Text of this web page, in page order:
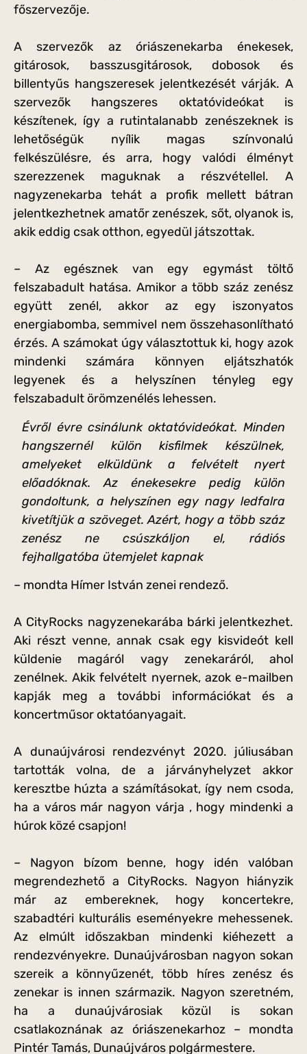
főszervezője.
A szervezők az óriászenekarba énekesek,
gitárosok, basszusgitárosok, dobosok és
billentyűs hangszeresek jelentkezését várják. A
szervezők hangszeres oktatóvideókat is
készítenek, így a rutintalanabb zenészeknek is
lehetőségük nyílik magas színvonalú
felkészülésre, és arra, hogy valódi élményt
szerezzenek maguknak a részvétellel. A
nagyzenekarba tehát a profik mellett bátran
jelentkezhetnek amatőr zenészek, sőt, olyanok is,
akik eddig csak otthon, egyedül játszottak.
– Az egésznek van egy egymást töltő
felszabadult hatása. Amikor a több száz zenész
együtt zenél, akkor az egy iszonyatos
energiabomba, semmivel nem összehasonlítható
érzés. A számokat úgy választottuk ki, hogy azok
mindenki számára könnyen eljátszhatók
legyenek és a helyszínen tényleg egy
felszabadult örömzenélés lehessen.
Évről évre csinálunk oktatóvideókat. Minden
hangszernél külön kisfilmek készülnek,
amelyeket elküldünk a felvételt nyert
előadóknak. Az énekesekre pedig külön
gondoltunk, a helyszínen egy nagy ledfalra
kivetítjük a szöveget. Azért, hogy a több száz
zenész ne csúszkáljon el, rádiós
fejhallgatóba ütemjelet kapnak
– mondta Hímer István zenei rendező.
A CityRocks nagyzenekarába bárki jelentkezhet.
Aki részt venne, annak csak egy kisvideót kell
küldenie magáról vagy zenekaráról, ahol
zenélnek. Akik felvételt nyernek, azok e-mailben
kapják meg a további információkat és a
koncertműsor oktatóanyagait.
A dunaújvárosi rendezvényt 2020. júliusában
tartották volna, de a járványhelyzet akkor
keresztbe húzta a számításokat, így nem csoda,
ha a város már nagyon várja , hogy mindenki a
húrok közé csapjon!
– Nagyon bízom benne, hogy idén valóban
megrendezhető a CityRocks. Nagyon hiányzik
már az embereknek, hogy koncertekre,
szabadtéri kulturális eseményekre mehessenek.
Az elmúlt időszakban mindenki kiéhezett a
rendezvényekre. Dunaújvárosban nagyon sokan
szereik a könnyűzenét, több híres zenész és
zenekar is innen származik. Nagyon szeretném,
ha a dunaújvárosiak közül is sokan
csatlakoznának az óriászenekarhoz – mondta
Pintér Tamás, Dunaújváros polgármestere.